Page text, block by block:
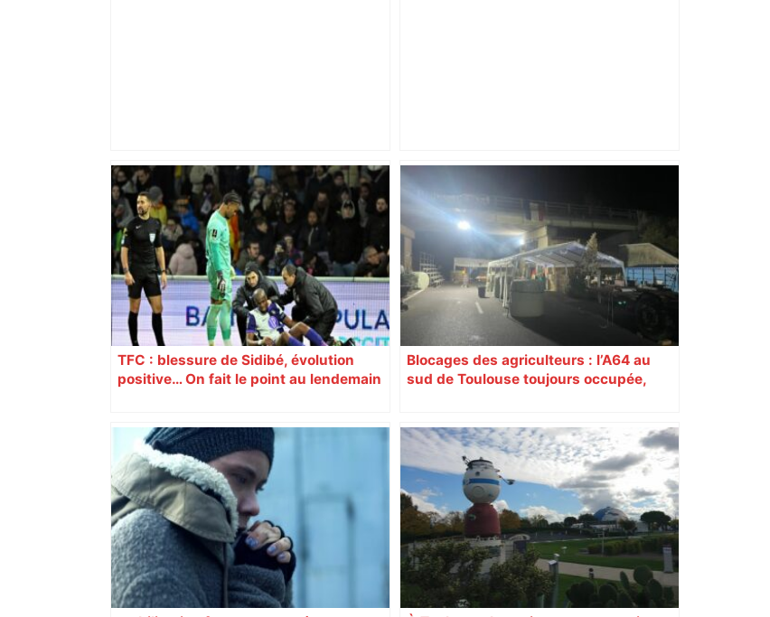
''Dali s'invite à Toulouse'' : derniers
jours pour admirer les œuvres du
peintre catalan – Radio VINCI
Autoroutes
Direct. Top 14 – Perpignan – Toulouse :
l’Usap peut-elle faire chuter le
champion toulousain ? – Rugbyrama
TFC : blessure de Sidibé, évolution
positive… On fait le point au lendemain
Blocages des agriculteurs : l’A64 au
sud de Toulouse toujours occupée,